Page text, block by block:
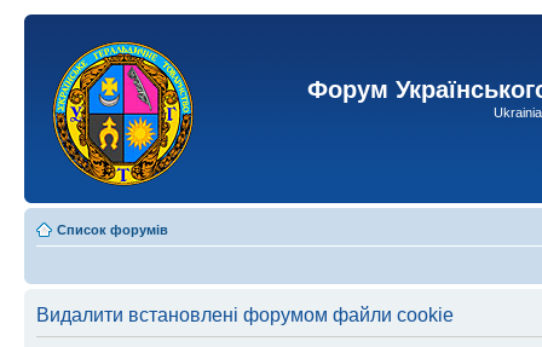
Форум
Список форумів
Видалити встановлені форумом файли cookie